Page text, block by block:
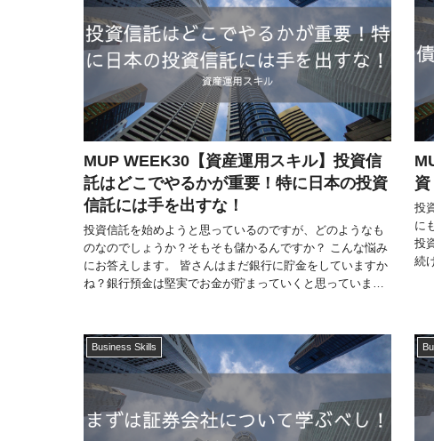
MUP WEEK30【資産運用スキル】投資信
託はどこでやるかが重要！特に日本の投資
信託には手を出すな！
投資信託を始めようと思っているのですが、どのようなも
のなのでしょうか？そもそも儲かるんですか？ こんな悩み
にお答えします。 皆さんはまだ銀行に貯金をしていますか
ね？銀行預金は堅実でお金が貯まっていくと思っています
資
投
に
投
続
Business Skills